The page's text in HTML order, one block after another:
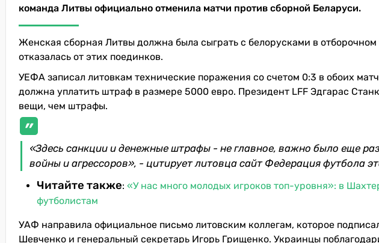
команда Литвы официально отменила матчи против сборной Беларуси.
Женская сборная Литвы должна была сыграть с белорусками в
отказалась от этих поединков.
УЕФА записал литовкам технические поражения со счетом 0:3 в обоих
должна уплатить штраф в размере 5000 евро. Президент LFF Эдгарас
вещи, чем штрафы.
«Здесь санкции и денежные штрафы - не главное, важно было еще
войны и агрессоров», - цитирует литовца сайт Федерация футбола
Читайте также: «У нас много молодых игроков топ-уровня»: в
футболистам
УАФ направила официальное письмо литовским коллегам, которое
Шевченко и генеральный секретарь Игорь Грищенко. Украинцы